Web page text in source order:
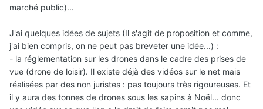
marché public)...
J'ai quelques idées de sujets (Il s'agit de proposition et comme,
j'ai bien compris, on ne peut pas breveter une idée...) :
- la réglementation sur les drones dans le cadre des prises de
vue (drone de loisir). Il existe déjà des vidéos sur le net mais
réalisées par des non juristes : pas toujours très rigoureuses. Et
il y aura des tonnes de drones sous les sapins à Noël... donc